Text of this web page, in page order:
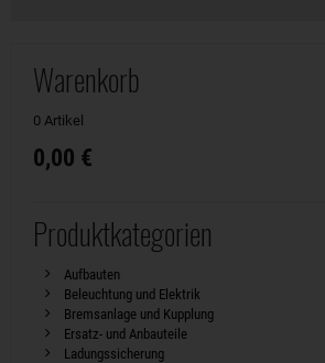
Warenkorb
0 Artikel
0,00 €
Produktkategorien
Aufbauten
Beleuchtung und Elektrik
Bremsanlage und Kupplung
Ersatz- und Anbauteile
Ladungssicherung